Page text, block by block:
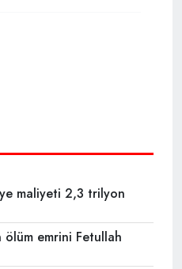
maliyeti 2,3 trilyon
ölüm emrini Fetullah